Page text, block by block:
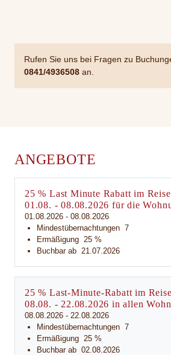
Rufen Sie uns bei Fragen zu
0841/4936508 an.
ANGEBOTE
25 % Last Minute Rabatt im
01.08. - 08.08.2026 für die
01.08.2026 - 08.08.2026
Mindestübernachtungen 7
Ermäßigung 25 %
Buchbar ab 21.07.2026
25 % Last-Minute-Rabatt im
08.08. - 22.08.2026 in allen
08.08.2026 - 22.08.2026
Mindestübernachtungen 7
Ermäßigung 25 %
Buchbar ab 02.08.2026